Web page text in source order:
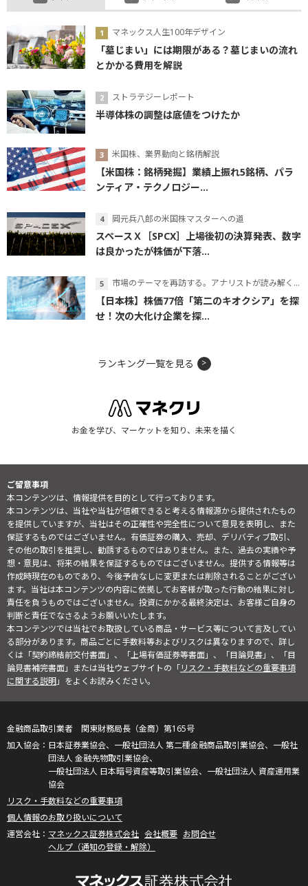
マネックス人生100年デザイン
「墓じまい」には期限がある？墓じまいの流れ
とかかる費用を解説
ストラテジーレポート
半導体株の調整は底値をつけたか
米国株、業界動向と銘柄解説
【米国株：銘柄発掘】業績上振れ5銘柄、パラ
ンティア・テクノロジー...
岡元兵八郎の米国株マスターへの道
スペースＸ［SPCX］上場後初の決算発表、数字
は良かったが株価が下落...
市場のテーマを再訪する。アナリストが読み解くテーマの本質
【日本株】株価77倍「第二のキオクシア」を探
せ！次の大化け企業を探...
ランキング一覧を見る
お金を学び、マーケットを知り、未来を描く
ご留意事項
本コンテンツは、情報提供を目的として行っております。
本コンテンツは、当社や当社が信頼できると考える情報源から提供されたもの
を提供していますが、当社はその正確性や完全性について意見を表明し、また
保証するものではございません。有価証券の購入、売却、デリバティブ取引、
その他の取引を推奨し、勧誘するものではありません。また、過去の実績や予
想・意見は、将来の結果を保証するものではございません。提供する情報等は
作成時現在のものであり、今後予告なしに変更または削除されることがござい
ます。当社は本コンテンツの内容に依拠してお客様が取った行動の結果に対し
責任を負うものではございません。投資にかかる最終決定は、お客様ご自身の
判断と責任でなさるようお願いいたします。
本コンテンツでは当社でお取扱している商品・サービス等について言及してい
る部分があります。商品ごとに手数料等およびリスクは異なりますので、詳し
くは「契約締結前交付書面」、「上場有価証券等書面」、「目論見書」、「目
論見書補完書面」または当社ウェブサイトの「リスク・手数料などの重要事項
に関する説明」をよくお読みください。
金融商品取引業者 関東財務局長（金商）第165号
日本証券業協会、一般社団法人 第二種金融商品取引業協会、一般社
団法人 金融先物取引業協会、
一般社団法人 日本暗号資産等取引業協会、一般社団法人 資産運用業
協会
リスク・手数料などの重要事項
個人情報のお取り扱いについて
マネックス証券株式会社 会社概要 お問合せ
ヘルプ（通知の登録・解除）